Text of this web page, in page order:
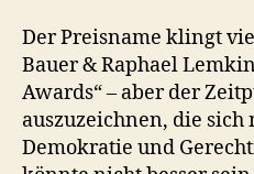
Der Preisname klingt
Bauer & Raphael
Awards“ – aber der
auszuzeichnen, die
Demokratie und